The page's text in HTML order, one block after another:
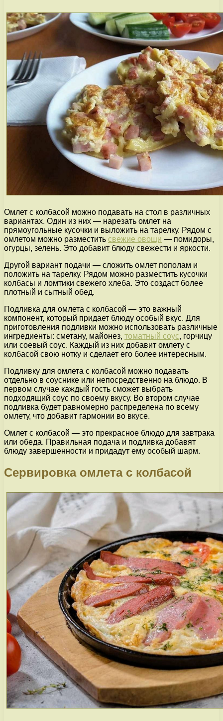
Омлет с колбасой можно подавать на стол в различных
вариантах. Один из них — нарезать омлет на
прямоугольные кусочки и выложить на тарелку. Рядом с
омлетом можно разместить свежие овощи — помидоры,
огурцы, зелень. Это добавит блюду свежести и яркости.
Другой вариант подачи — сложить омлет пополам и
положить на тарелку. Рядом можно разместить кусочки
колбасы и ломтики свежего хлеба. Это создаст более
плотный и сытный обед.
Подливка для омлета с колбасой — это важный
компонент, который придает блюду особый вкус. Для
приготовления подливки можно использовать различные
ингредиенты: сметану, майонез, томатный соус, горчицу
или соевый соус. Каждый из них добавит омлету с
колбасой свою нотку и сделает его более интересным.
Подливку для омлета с колбасой можно подавать
отдельно в соуснике или непосредственно на блюдо. В
первом случае каждый гость сможет выбрать
подходящий соус по своему вкусу. Во втором случае
подливка будет равномерно распределена по всему
омлету, что добавит гармонии во вкусе.
Омлет с колбасой — это прекрасное блюдо для завтрака
или обеда. Правильная подача и подливка добавят
блюду завершенности и придадут ему особый шарм.
Сервировка омлета с колбасой